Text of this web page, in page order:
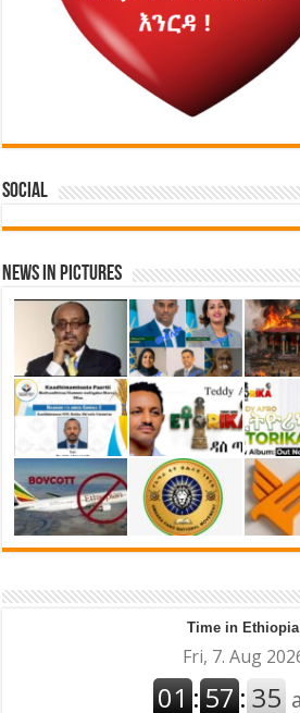
Social
News in Pictures
Time in Ethiopia